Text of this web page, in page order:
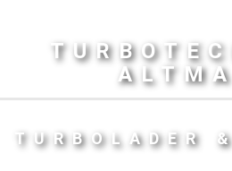
TURBOLADER